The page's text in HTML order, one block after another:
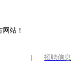
站！
招聘信息